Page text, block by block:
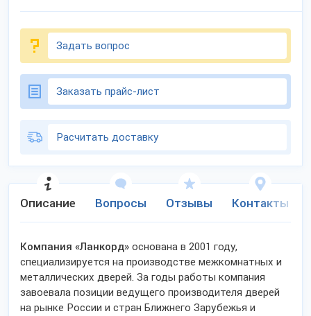
Задать вопрос
Заказать прайс-лист
Расчитать доставку
Описание Вопросы Отзывы Контакты
Компания «Ланкорд» основана в 2001 году,
специализируется на производстве межкомнатных и
металлических дверей. За годы работы компания
завоевала позиции ведущего производителя дверей
на рынке России и стран Ближнего Зарубежья и